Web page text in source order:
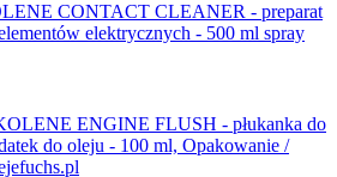
CONTACT CLEANER - preparat
elektrycznych - 500 ml spray